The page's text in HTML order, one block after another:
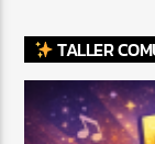
TALLER